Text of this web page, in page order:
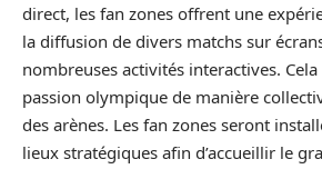
direct, les fan zones offrent une
la diffusion de divers matchs sur
nombreuses activités interactives.
passion olympique de manière
des arènes. Les fan zones seront
lieux stratégiques afin d’accueillir le